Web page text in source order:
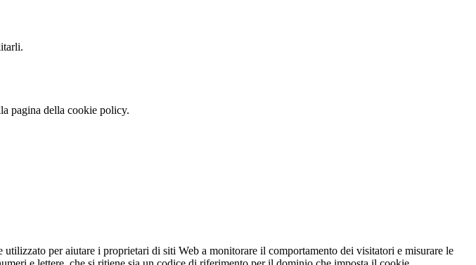
pagina della cookie policy.
per aiutare i proprietari di siti Web a monitorare il comportamento dei visitatori e misurare le